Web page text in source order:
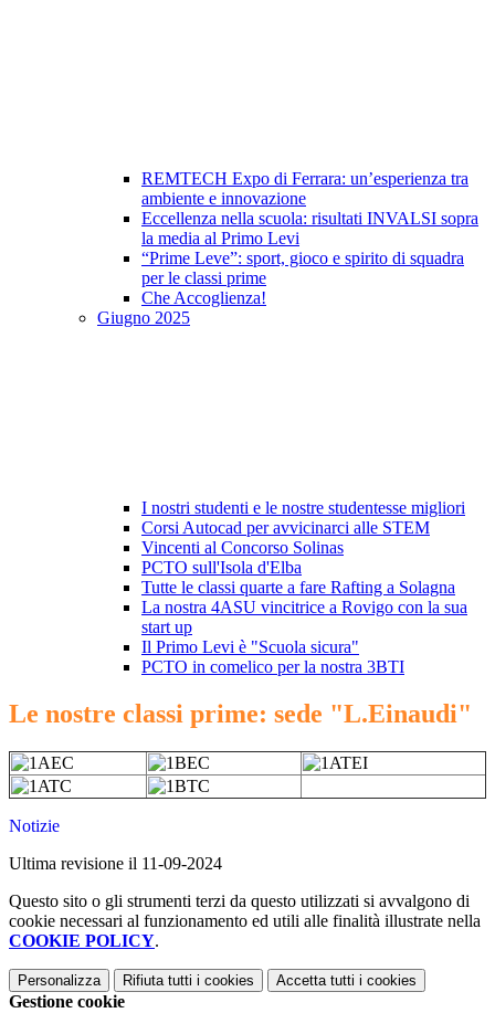
REMTECH Expo di Ferrara: un’esperienza tra
ambiente e innovazione
Eccellenza nella scuola: risultati INVALSI sopra
la media al Primo Levi
“Prime Leve”: sport, gioco e spirito di squadra
per le classi prime
Che Accoglienza!
Giugno 2025
I nostri studenti e le nostre studentesse migliori
Corsi Autocad per avvicinarci alle STEM
Vincenti al Concorso Solinas
PCTO sull'Isola d'Elba
Tutte le classi quarte a fare Rafting a Solagna
La nostra 4ASU vincitrice a Rovigo con la sua
start up
Il Primo Levi è "Scuola sicura"
PCTO in comelico per la nostra 3BTI
Le nostre classi prime: sede "L.Einaudi"
Notizie
Ultima revisione il 11-09-2024
Questo sito o gli strumenti terzi da questo utilizzati si avvalgono di
cookie necessari al funzionamento ed utili alle finalità illustrate nella
COOKIE POLICY.
Personalizza Rifiuta tutti i cookies Accetta tutti i cookies
Gestione cookie